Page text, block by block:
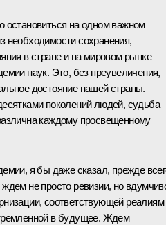
остановиться на одном важном
необходимости сохранения,
в стране и на мировом рынке
наук. Это, без преувеличения,
достояние нашей страны.
поколений людей, судьба
каждому просвещенному
я бы даже сказал, прежде
не просто ревизии, но
соответствующей реалиям
в будущее. Ждем